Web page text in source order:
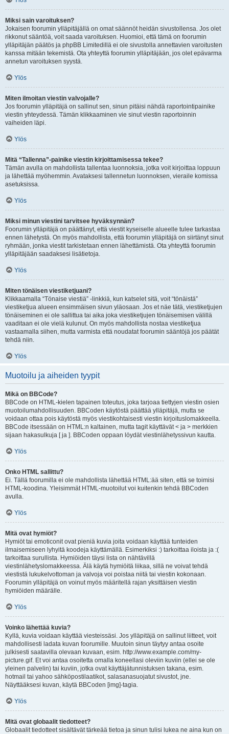
Miksi sain varoituksen?
Jokaisen foorumin ylläpitäjällä on omat säännöt heidän sivustollensa. Jos olet
rikkonut sääntöä, voit saada varoituksen. Huomioi, että tämä on foorumin
ylläpitäjän päätös ja phpBB Limitedillä ei ole sivustolla annettavien varoitusten
kanssa mitään tekemistä. Ota yhteyttä foorumin ylläpitäjään, jos olet epävarma
annetun varoituksen syystä.
Ylös
Miten ilmoitan viestin valvojalle?
Jos foorumin ylläpitäjä on sallinut sen, sinun pitäisi nähdä raportointipainike
viestin yhteydessä. Tämän klikkaaminen vie sinut viestin raportoinnin
vaiheiden läpi.
Ylös
Mitä “Tallenna”-painike viestin kirjoittamisessa tekee?
Tämän avulla on mahdollista tallentaa luonnoksia, jotka voit kirjoittaa loppuun
ja lähettää myöhemmin. Avataksesi tallennetun luonnoksen, vieraile komissa
asetuksissa.
Ylös
Miksi minun viestini tarvitsee hyväksynnän?
Foorumin ylläpitäjä on päättänyt, että viestit kyseiselle alueelle tulee tarkastaa
ennen lähetystä. On myös mahdollista, että foorumin ylläpitäjä on siirtänyt sinut
ryhmään, jonka viestit tarkistetaan ennen lähettämistä. Ota yhteyttä foorumin
ylläpitäjään saadaksesi lisätietoja.
Ylös
Miten tönäisen viestiketjuani?
Klikkaamalla “Tönaise viestiä” -linkkiä, kun katselet sitä, voit “tönäistä”
viestiketjua alueen ensimmäisen sivun yläosaan. Jos et näe tätä, viestiketjujen
tönäiseminen ei ole sallittua tai aika joka viestiketjujen tönäisemisen välillä
vaaditaan ei ole vielä kulunut. On myös mahdollista nostaa viestiketjua
vastaamalla siihen, mutta varmista että noudatat foorumin sääntöjä jos päätät
tehdä niin.
Ylös
Muotoilu ja aiheiden tyypit
Mikä on BBCode?
BBCode on HTML-kielen tapainen toteutus, joka tarjoaa tiettyjen viestin osien
muotoilumahdollisuuden. BBCoden käytöstä päättää ylläpitäjä, mutta se
voidaan ottaa pois käytöstä myös viestikohtaisesti viestin kirjoituslomakkeella.
BBCode itsessään on HTML:n kaltainen, mutta tagit käyttävät < ja > merkkien
sijaan hakasulkuja [ ja ]. BBCoden oppaan löydät viestinlähetyssivun kautta.
Ylös
Onko HTML sallittu?
Ei. Tällä foorumilla ei ole mahdollista lähettää HTML:ää siten, että se toimisi
HTML-koodina. Yleisimmät HTML-muotoilut voi kuitenkin tehdä BBCoden
avulla.
Ylös
Mitä ovat hymiöt?
Hymiöt tai emoticonit ovat pieniä kuvia joita voidaan käyttää tunteiden
ilmaisemiseen lyhyitä koodeja käyttämällä. Esimerkiksi :) tarkoittaa iloista ja :(
tarkoittaa surullista. Hymiöiden täysi lista on nähtävillä
viestinlähetyslomakkeessa. Älä käytä hymiöitä liikaa, sillä ne voivat tehdä
viestistä lukukelvottoman ja valvoja voi poistaa niitä tai viestin kokonaan.
Foorumin ylläpitäjä on voinut myös määritellä rajan yksittäisen viestin
hymiöiden määrälle.
Ylös
Voinko lähettää kuvia?
Kyllä, kuvia voidaan käyttää viesteissäsi. Jos ylläpitäjä on sallinut liitteet, voit
mahdollisesti ladata kuvan foorumille. Muutoin sinun täytyy antaa osoite
julkisesti saatavilla olevaan kuvaan, esim. http://www.example.com/my-
picture.gif. Et voi antaa osoitetta omalla koneellasi oleviin kuviin (ellei se ole
yleinen palvelin) tai kuviin, jotka ovat käyttäjätunnistuksen takana, esim.
hotmail tai yahoo sähköpostilaatikot, salasanasuojatut sivustot, jne.
Näyttääksesi kuvan, käytä BBCoden [img]-tagia.
Ylös
Mitä ovat globaalit tiedotteet?
Globaalit tiedotteet sisältävät tärkeää tietoa ja sinun tulisi lukea ne aina kun on